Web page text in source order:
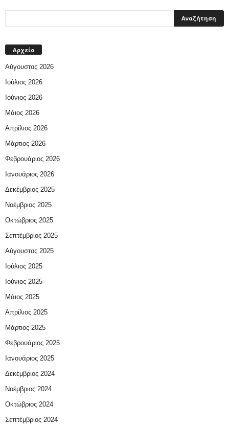
Αρχείο
Αύγουστος 2026
Ιούλιος 2026
Ιούνιος 2026
Μάιος 2026
Απρίλιος 2026
Μάρτιος 2026
Φεβρουάριος 2026
Ιανουάριος 2026
Δεκέμβριος 2025
Νοέμβριος 2025
Οκτώβριος 2025
Σεπτέμβριος 2025
Αύγουστος 2025
Ιούλιος 2025
Ιούνιος 2025
Μάιος 2025
Απρίλιος 2025
Μάρτιος 2025
Φεβρουάριος 2025
Ιανουάριος 2025
Δεκέμβριος 2024
Νοέμβριος 2024
Οκτώβριος 2024
Σεπτέμβριος 2024